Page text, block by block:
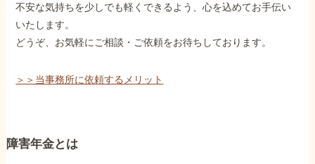
不安な気持ちを少しでも軽くできるよう、心を込めてお手伝い
いたします。
どうぞ、お気軽にご相談・ご依頼をお待ちしております。
＞＞当事務所に依頼するメリット
障害年金とは